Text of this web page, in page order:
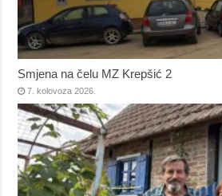
Smjena na čelu MZ Krepšić 2
7. kolovoza 2026.